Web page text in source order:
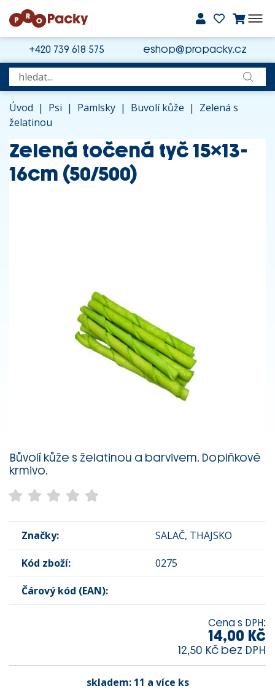
+420 739 618 575 eshop@propacky.cz
Úvod | Psi | Pamlsky | Buvolí kůže | Zelená s
želatinou
Zelená točená tyč 15x13-
16cm (50/500)
Bůvolí kůže s želatinou a barvivem. Doplňkové
krmivo.
Značky: SALAČ, THAJSKO
Kód zboží: 0275
Čárový kód (EAN):
Cena s DPH:
14,00 Kč
12,50 Kč bez DPH
skladem: 11 a více ks